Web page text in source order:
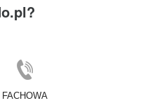
FACHOWA